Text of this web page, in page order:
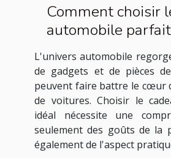
Comment choisir
automobile
passionnés de
L'univers automobile
de gadgets et de pièces
peuvent faire battre le cœur
de voitures. Choisir le
idéal nécessite une
seulement des goûts de la
également de l'aspect